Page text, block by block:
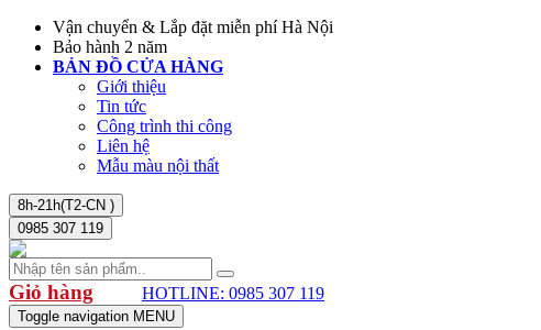
Vận chuyển & Lắp đặt miễn phí Hà Nội
Bảo hành 2 năm
BẢN ĐỒ CỬA HÀNG
Giới thiệu
Tin tức
Công trình thi công
Liên hệ
Mẫu màu nội thất
8h-21h(T2-CN )
0985 307 119
Giỏ hàng HOTLINE: 0985 307 119
Toggle navigation MENU